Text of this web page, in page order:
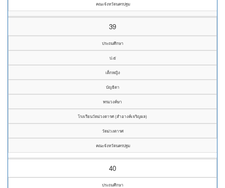
คณะจังหวัดนครปฐม
39
ประถมศึกษา
ป.๕
เด็กหญิง
บัญธิตา
พรมวงค์ษา
โรงเรียนวัดม่วงตารศ (สำอางค์เจริญผล)
วัดม่วงตารศ
คณะจังหวัดนครปฐม
40
ประถมศึกษา